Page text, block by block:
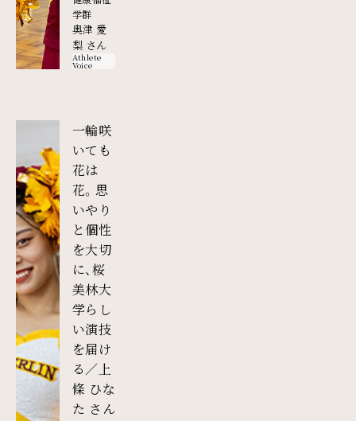
学群
奥津 愛
梨 さん
Athlete
Voice
一輪咲
いても
花は
花。思
いやり
と個性
を大切
に、桜
美林大
学らし
い演技
を届け
る／上
條 ひな
た さん外部リンク